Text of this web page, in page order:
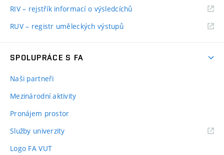
RIV – rejstřík informací o výsledcíchů
RUV – registr uměleckých výstupů
SPOLUPRÁCE S FA
Naši partneři
Mezinárodní aktivity
Pronájem prostor
Služby univerzity
Logo FA VUT